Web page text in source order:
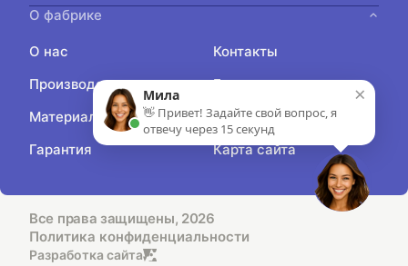
О фабрике
О нас
Контакты
Производство
Блог
Материалы
Отзывы
Гарантия
Карта сайта
Все права защищены, 2026
Политика конфиденциальности
Разработка сайта
×
Мила
👋 Привет! Задайте свой вопрос, я
отвечу через 15 секунд